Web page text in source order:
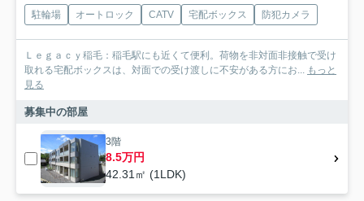
駐輪場 オートロック CATV 宅配ボックス 防犯カメラ
Ｌｅｇａｃｙ稲毛：稲毛駅にも近くて便利。荷物を非対面非接触で受け
取れる宅配ボックスは、対面での受け渡しに不安がある方にお... もっと
見る
募集中の部屋
3階
8.5万円
42.31㎡ (1LDK)